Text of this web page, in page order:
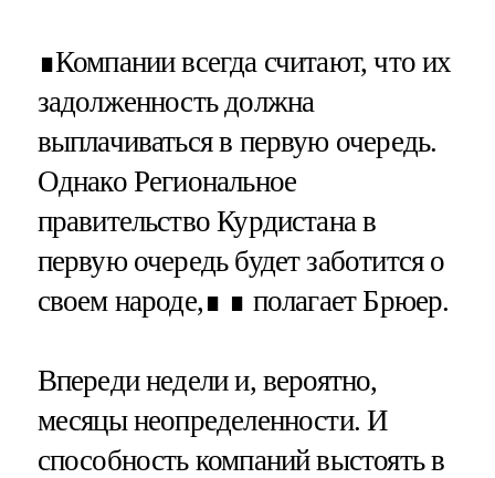
∎Компании всегда считают, что их
задолженность должна
выплачиваться в первую очередь.
Однако Региональное
правительство Курдистана в
первую очередь будет заботится о
своем народе,∎ ∎ полагает Брюер.
Впереди недели и, вероятно,
месяцы неопределенности. И
способность компаний выстоять в